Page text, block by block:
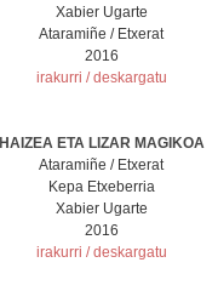
Xabier Ugarte
Ataramiñe / Etxerat
2016
irakurri / deskargatu
HAIZEA ETA LIZAR MAGIKOA
Ataramiñe / Etxerat
Kepa Etxeberria
Xabier Ugarte
2016
irakurri / deskargatu